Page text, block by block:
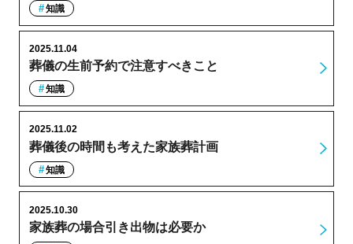
知識
葬儀の生前予約で注意すべきこと
2025.11.04
知識
葬儀後の時間も考えた家族葬計画
2025.11.02
知識
家族葬の場合引き出物は必要か
2025.10.30